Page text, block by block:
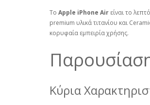
Το Apple iPhone Air είναι το
premium υλικά τιτανίου και
κορυφαία εμπειρία χρήσης.
Κύρια